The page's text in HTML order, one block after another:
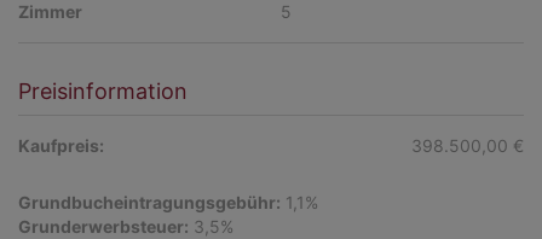
Zimmer 5
Preisinformation
Kaufpreis: 398.500,00 €
Grundbucheintragungsgebühr: 1,1%
Grunderwerbsteuer: 3,5%